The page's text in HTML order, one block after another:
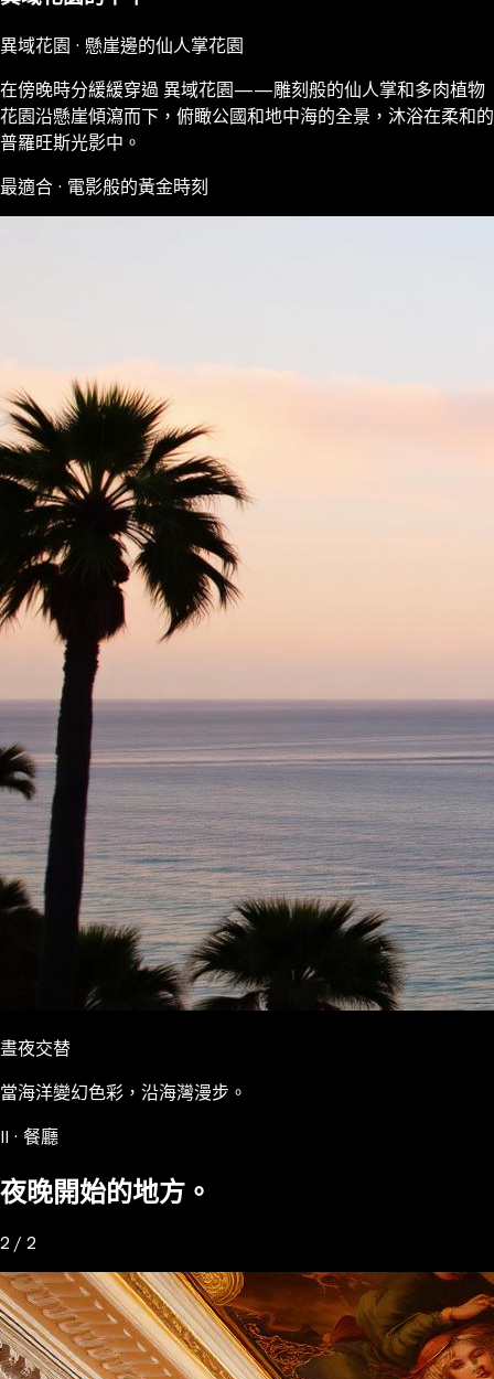
異域花園 · 懸崖邊的仙人掌花園
在傍晚時分緩緩穿過 異域花園——雕刻般的仙人掌和多肉植物
花園沿懸崖傾瀉而下，俯瞰公國和地中海的全景，沐浴在柔和的
普羅旺斯光影中。
最適合 · 電影般的黃金時刻
晝夜交替
當海洋變幻色彩，沿海灣漫步。
II · 餐廳
夜晚開始的地方。
2 / 2